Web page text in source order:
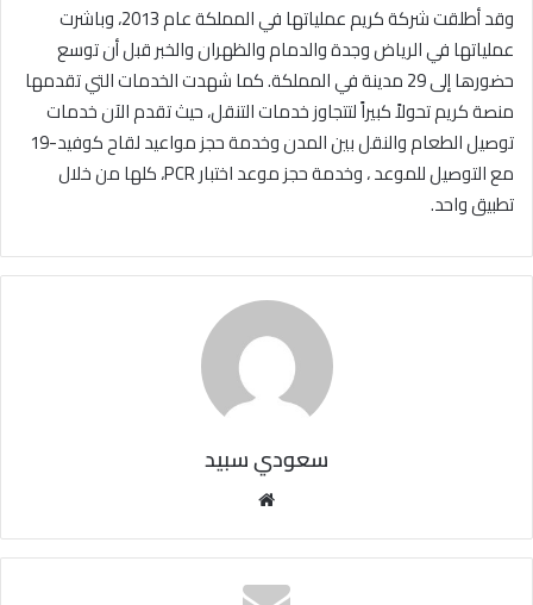
وقد أطلقت شركة كريم عملياتها في المملكة عام 2013، وباشرت
عملياتها في الرياض وجدة والدمام والظهران والخبر قبل أن توسع
حضورها إلى 29 مدينة في المملكة. كما شهدت الخدمات التي تقدمها
منصة كريم تحولاً كبيراً لتتجاوز خدمات التنقل، حيث تقدم الآن خدمات
توصيل الطعام والنقل بين المدن وخدمة حجز مواعيد لقاح كوفيد-19
مع التوصيل للموعد ، وخدمة حجز موعد اختبار PCR، كلها من خلال
تطبيق واحد.
سعودي سبيد
الوي
ب